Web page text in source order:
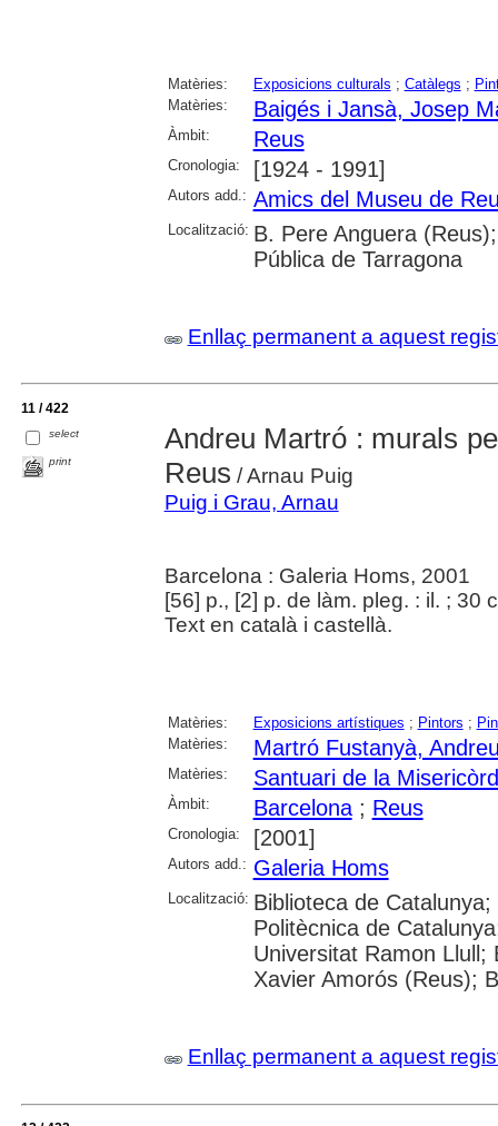
Matèries: Exposicions culturals ; Catàlegs ;
Matèries:
Baigés i Jansà, Josep
Àmbit: Reus
Cronologia: [1924 - 1991]
Autors add.: Amics del Museu de
Localització: B. Pere Anguera
Pública de Tarragona
Enllaç permanent a aquest
11 / 422
select
print
Andreu Martró : murals
Reus / Arnau Puig
Puig i Grau, Arnau
Barcelona : Galeria Homs, 2001
[56] p., [2] p. de làm. pleg. : il. ; 30
Text en català i castellà.
Matèries: Exposicions artístiques ; Pintors ;
Matèries:
Martró Fustanyà,
Matèries: Santuari de la
Àmbit: Barcelona; Reus
Cronologia: [2001]
Autors add.: Galeria Homs
Localització: Biblioteca de
Politècnica de
Universitat Ramon
Xavier Amorós (Reus);
Enllaç permanent a aquest